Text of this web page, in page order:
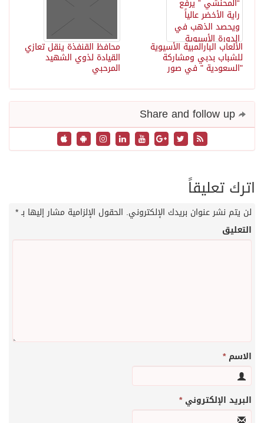
محافظ القنفذة ينقل تعازي
القيادة لذوي الشهيد
المرحبي
الألعاب البارالمبية الأسيوية
للشباب بدبي ومشاركة
"السعودية " في صور
اترك تعليقاً
لن يتم نشر عنوان بريدك الإلكتروني. الحقول الإلزامية مشار إليها بـ*
التعليق
الاسم*
البريد الإلكتروني*